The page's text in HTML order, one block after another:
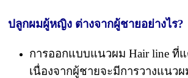
ปลูกผมผู้หญิง ต่างจากผู้ชายอย่างไร?
การออกแบบแนวผม Hair line ที่
เนื่องจากผู้ชายจะมีการวางแนวผ